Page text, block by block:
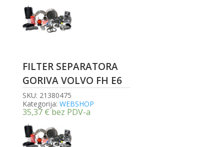
FILTER SEPARATORA
GORIVA VOLVO FH E6
SKU: 21380475
Kategorija: WEBSHOP
35,37 €bez PDV-a